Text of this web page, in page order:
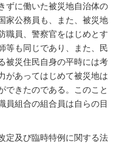
ずに働いた被災地自治体の
家公務員も、また、被災地
職員、警察官をはじめとす
等も同じであり、また、民
被災住民自身の平時には考
があってはじめて被災地は
できたのである。このこと
員組合の組合員は自らの目
定及び臨時特例に関する法